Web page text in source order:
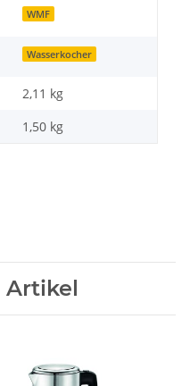
WMF
Wasserkocher
2,11 kg
1,50 kg
Artikel